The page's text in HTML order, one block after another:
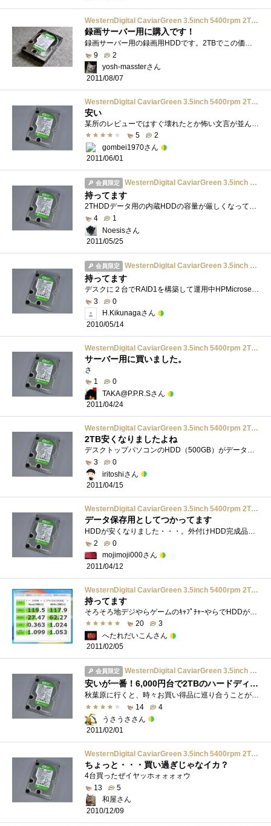
WesternDigital CaviarGreen 3.5inch 5400rpm 2TB 64MB SATA/3.0Gbs 500GB/plt WD20EARS-R
録画サーバー用に購入です！
録画サーバー用の録画用HDDです。2TBでこの価格。十分過ぎるコストパフォーマンスと判断して購入しました。静音にしたかったので、回転数もこ�...
9
2
yosh-massterさん
2011/08/07
WesternDigital CaviarGreen 3.5inch 5400rpm 2TB 64MB SATA/3.0Gbs 500GB/plt WD20EARS-R
安い
5
2
gombei1970さん
2011/06/01
会員限定 WesternDigital CaviarGreen 3.5inch 5400rpm 2TB 64MB SATA/3.0Gbs 500GB/plt WD20EARS-R
持ってます
2THDDデータ用の内蔵HDDの容量が厳しくなってきたので、増設用に。500G→2Tのジャンプアップ。昔は2Tとか現実離れした数字でしたね･･･
4
1
Noesisさん
2011/05/25
会員限定 WesternDigital CaviarGreen 3.5inch 5400rpm 2TB 64MB SATA/3.0Gbs 500GB/plt WD20EARS-R
持ってます
デスクに２台でRAID1を構築して運用中HPMicroserverに4台突っ込んでRAID1のアレイを2組作って運用中
3
0
H.Kikunagaさん
2010/05/14
WesternDigital CaviarGreen 3.5inch 5400rpm 2TB 64MB SATA/3.0Gbs 500GB/plt WD20EARS-R
サーバー用に買いました。
さ
1
0
TAKA@P.P.R.Sさん
2011/04/24
WesternDigital CaviarGreen 3.5inch 5400rpm 2TB 64MB SATA/3.0Gbs 500GB/plt WD20EARS-R
2TB安くなりましたよね
デスクトップパソコンのHDD（500GB）がデータでいっぱいになってきてしまったので、倉庫用に購入しました。パソコンに内蔵でドライブを１つ増や...
3
0
iritoshiさん
2011/04/15
WesternDigital CaviarGreen 3.5inch 5400rpm 2TB 64MB SATA/3.0Gbs 500GB/plt WD20EARS-R
データ保存用としてつかってます
HDDが安くなりました・・・。外付けHDD完成品より安くできるのでケースとHDD別々に買いました。すごく静かで動いてるのか不安になるくらいです�...
2
0
mojimoji000さん
2011/04/12
WesternDigital CaviarGreen 3.5inch 5400rpm 2TB 64MB SATA/3.0Gbs 500GB/plt WD20EARS-R
持ってます
20
3
へたれだいこんさん
2011/02/05
会員限定 WesternDigital CaviarGreen 3.5inch 5400rpm 2TB 64MB SATA/3.0Gbs 500GB/plt WD20EARS-R
安いが一番！6,000円台で2TBのハードディスクが買えた
秋葉原に行くと、時々お買い得品に巡り合うことがあります。それは、ある日のことでした。たまたま秋葉原を通りすがったら、超お買い得なハ�...
14
4
うさうささん
2011/02/01
WesternDigital CaviarGreen 3.5inch 5400rpm 2TB 64MB SATA/3.0Gbs 500GB/plt WD20EARS-R
ちょっと・・・買い過ぎじゃなイカ？
4台買ったぜイヤッホォォォォウ
13
5
和屋さん
2010/12/09